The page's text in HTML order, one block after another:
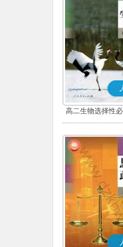
高二生物选择性
调节